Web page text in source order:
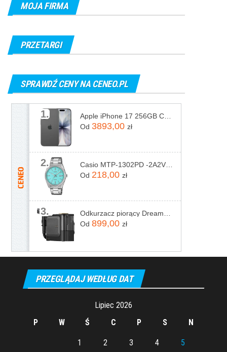
MOJA FIRMA
PRZETARGI
SPRAWDŹ CENY NA CENEO.PL
1.
Apple iPhone 17 256GB Czarny
Od 3893,00 zł
2.
Casio MTP-1302PD -2A2VEF
Od 218,00 zł
3.
Odkurzacz piorący Dreame N20 Steam Czarny
Od 899,00 zł
PRZEGLĄDAJ WEDŁUG DAT
Lipiec 2026
P
W Ś C P S N
1 2 3 4 5